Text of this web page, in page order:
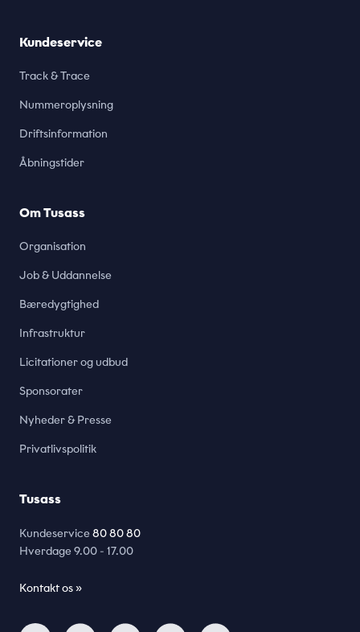
Tusass
Kundeservice 80 80 80
Hverdage 9.00 - 17.00
Kontakt os »
Kundeservice
Track & Trace
Nummeroplysning
Driftsinformation
Åbningstider
Om Tusass
Organisation
Job & Uddannelse
Bæredygtighed
Infrastruktur
Licitationer og udbud
Sponsorater
Nyheder & Presse
Privatlivspolitik